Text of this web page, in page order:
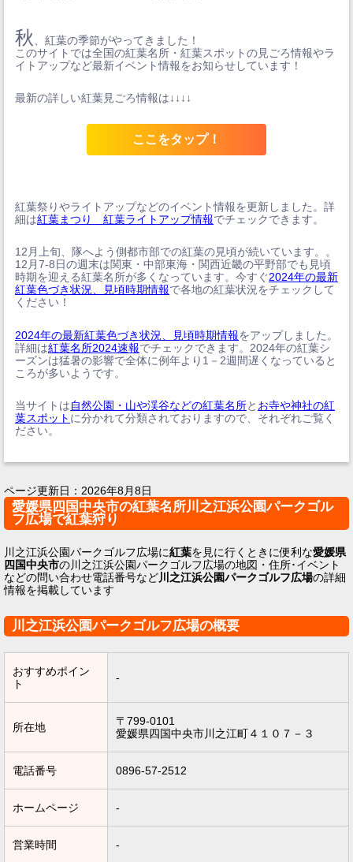
秋
、紅葉の季節がやってきました！
このサイトでは全国の紅葉名所・紅葉スポットの見ごろ情報やラ
イトアップなど最新イベント情報をお知らせしています！
最新の詳しい紅葉見ごろ情報は↓↓↓↓
ここをタップ！
紅葉祭りやライトアップなどのイベント情報を更新しました。詳
細は紅葉まつり 紅葉ライトアップ情報でチェックできます。
12月上旬、隊へよう側都市部での紅葉の見頃が続いています。。
12月7-8日の週末は関東・中部東海・関西近畿の平野部でも見頃
時期を迎える紅葉名所が多くなっています。今すぐ2024年の最新
紅葉色づき状況、見頃時期情報で各地の紅葉状況をチェックして
ください！
2024年の最新紅葉色づき状況、見頃時期情報をアップしました。
詳細は紅葉名所2024速報でチェックできます。2024年の紅葉シ
ーズンは猛暑の影響で全体に例年より1－2週間遅くなっていると
ころが多いようです。
当サイトは自然公園・山や渓谷などの紅葉名所と お寺や神社の紅
葉スポット に分かれて分類されておりますので、それぞれご覧く
ださい。
ページ更新日： 2026年8月8日
愛媛県四国中央市の紅葉名所川之江浜公園パークゴル
フ広場で紅葉狩り
川之江浜公園パークゴルフ広場に紅葉を見に行くときに便利な愛媛県
四国中央市の川之江浜公園パークゴルフ広場の地図・住所･イベント
などの問い合わせ電話番号など川之江浜公園パークゴルフ広場の詳細
情報を掲載しています
川之江浜公園パークゴルフ広場の概要
おすすめポイン
ト
-
所在地
〒799-0101
愛媛県四国中央市川之江町４１０７－３
電話番号 0896-57-2512
ホームページ -
営業時間 -